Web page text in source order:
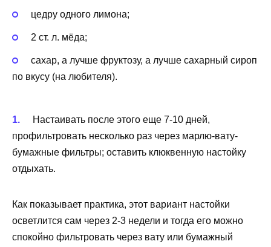
цедру одного лимона;
2 ст. л. мёда;
сахар, а лучше фруктозу, а лучше сахарный сироп
по вкусу (на любителя).
Настаивать после этого еще 7-10 дней,
профильтровать несколько раз через марлю-вату-
бумажные фильтры; оставить клюквенную настойку
отдыхать.
Как показывает практика, этот вариант настойки
осветлится сам через 2-3 недели и тогда его можно
спокойно фильтровать через вату или бумажный